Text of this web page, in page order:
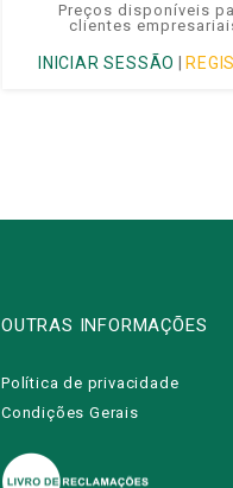
Preços disponíveis
clientes
INICIAR SESSÃO |
OUTRAS INFORMAÇÕES
Política de privacidade
Condições Gerais